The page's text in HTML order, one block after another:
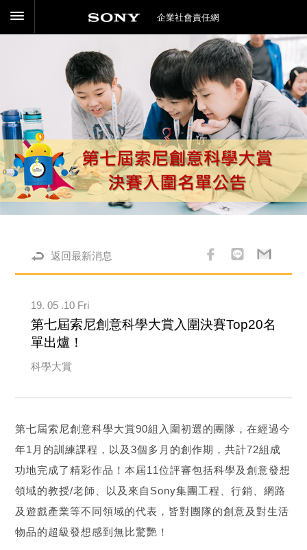
企業社會責任網
返回最新消息
19. 05 .10 Fri
第七屆索尼創意科學大賞入圍決賽Top20名
單出爐！
科學大賞
第七屆索尼創意科學大賞90組入圍初選的團隊，在經過今
年1月的訓練課程，以及3個多月的創作期，共計72組成
功地完成了精彩作品！本屆11位評審包括科學及創意發想
領域的教授/老師、以及來自Sony集團工程、行銷、網路
及遊戲產業等不同領域的代表，皆對團隊的創意及對生活
物品的超級發想感到無比驚艷！